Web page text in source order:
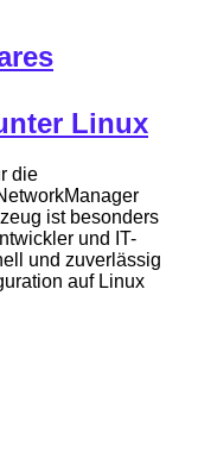
Linux
die
ist besonders
und IT-
und zuverlässig
auf Linux